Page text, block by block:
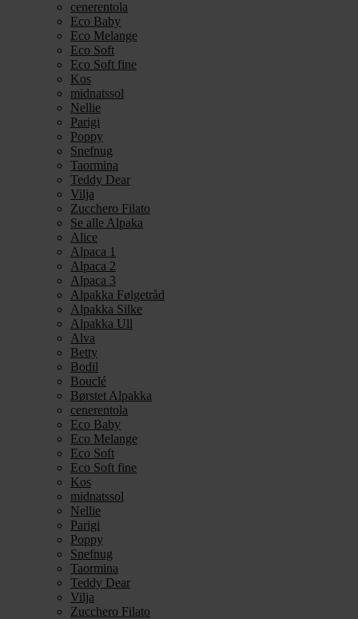
cenerentola
Eco Baby
Eco Melange
Eco Soft
Eco Soft fine
Kos
midnatssol
Nellie
Parigi
Poppy
Snefnug
Taormina
Teddy Dear
Vilja
Zucchero Filato
Se alle Alpaka
Alice
Alpaca 1
Alpaca 2
Alpaca 3
Alpakka Følgetråd
Alpakka Silke
Alpakka Ull
Alva
Betty
Bodil
Bouclé
Børstet Alpakka
cenerentola
Eco Baby
Eco Melange
Eco Soft
Eco Soft fine
Kos
midnatssol
Nellie
Parigi
Poppy
Snefnug
Taormina
Teddy Dear
Vilja
Zucchero Filato